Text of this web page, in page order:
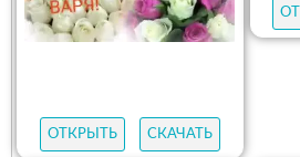
ОТКРЫТЬ СКАЧАТЬ